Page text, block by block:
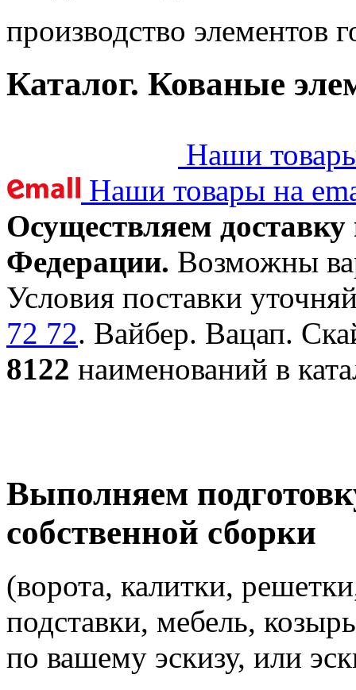
производство элементов
Каталог. Кованые
Наши
Наши товары на
Осуществляем
Федерации. Возможны
Условия поставки
72 72. Вайбер. Вацап.
8122 наименований в
Выполняем
собственной сборки
(ворота, калитки,
подставки, мебель,
по вашему эскизу, или